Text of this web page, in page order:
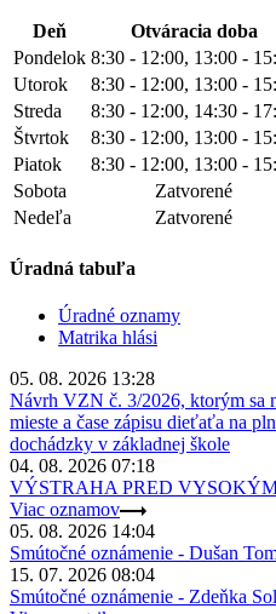
Deň
Otváracia doba
Pondelok 8:30 - 12:00, 13:00 -
Utorok
8:30 - 12:00, 13:00 -
Streda
8:30 - 12:00, 14:30 -
Štvrtok
8:30 - 12:00, 13:00 -
Piatok
8:30 - 12:00, 13:00 -
Sobota
Zatvorené
Nedeľa
Zatvorené
Úradná tabuľa
Úradné oznamy
Matrika hlási
05. 08. 2026 13:28
Návrh VZN č. 3/2026, ktorým sa
mieste a čase zápisu dieťaťa na
dochádzky v základnej škole
04. 08. 2026 07:18
VÝSTRAHA PRED
Viac oznamov
05. 08. 2026 14:04
Smútočné oznámenie - Dušan
15. 07. 2026 08:04
Smútočné oznámenie - Zdeňka